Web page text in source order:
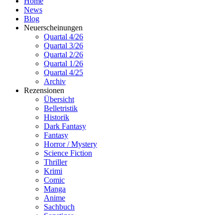
News
Blog
Neuerscheinungen
Quartal 4/26
Quartal 3/26
Quartal 2/26
Quartal 1/26
Quartal 4/25
Archiv
Rezensionen
Übersicht
Belletristik
Historik
Dark Fantasy
Fantasy
Horror / Mystery
Science Fiction
Thriller
Krimi
Comic
Manga
Anime
Sachbuch